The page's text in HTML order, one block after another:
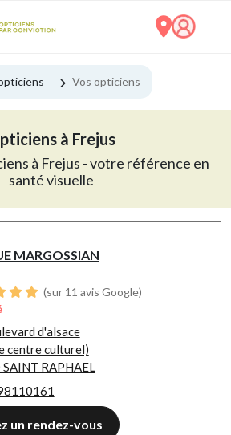
Vos opticiens
à Frejus
à Frejus - votre référence en
santé visuelle
MARGOSSIAN
(sur 11 avis Google)
d'alsace
centre culturel)
RAPHAEL
un rendez-vous